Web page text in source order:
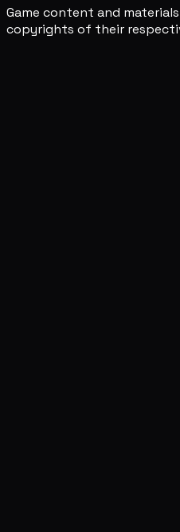
Game content and
copyrights of their